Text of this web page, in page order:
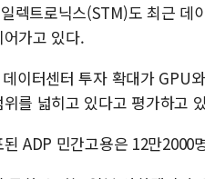
렉트로닉스(STM)도 최근 데
가고 있다.
이터센터 투자 확대가 GPU
를 넓히고 있다고 평가하고
ADP 민간고용은 12만2000